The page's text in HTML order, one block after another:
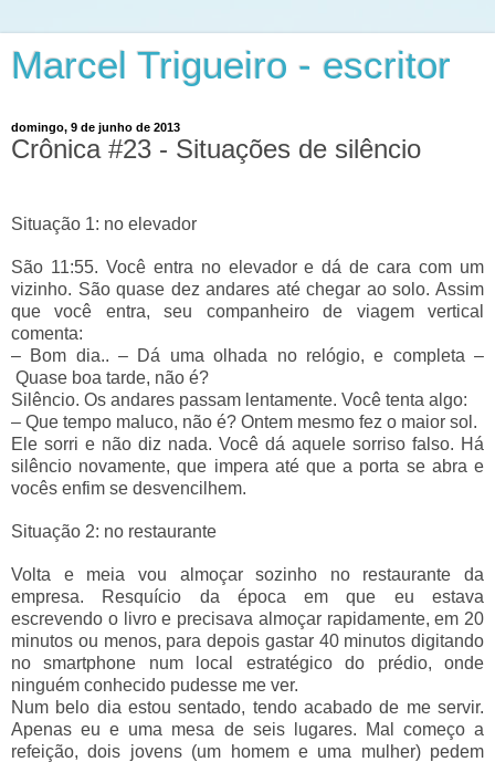
Marcel Trigueiro - escritor
domingo, 9 de junho de 2013
Crônica #23 - Situações de silêncio
Situação 1: no elevador
São 11:55. Você entra no elevador e dá de cara com um
vizinho. São quase dez andares até chegar ao solo. Assim
que você entra, seu companheiro de viagem vertical
comenta:
– Bom dia.. – Dá uma olhada no relógio, e completa –
Quase boa tarde, não é?
Silêncio. Os andares passam lentamente. Você tenta algo:
– Que tempo maluco, não é? Ontem mesmo fez o maior sol.
Ele sorri e não diz nada. Você dá aquele sorriso falso. Há
silêncio novamente, que impera até que a porta se abra e
vocês enfim se desvencilhem.
Situação 2: no restaurante
Volta e meia vou almoçar sozinho no restaurante da
empresa. Resquício da época em que eu estava
escrevendo o livro e precisava almoçar rapidamente, em 20
minutos ou menos, para depois gastar 40 minutos digitando
no smartphone num local estratégico do prédio, onde
ninguém conhecido pudesse me ver.
Num belo dia estou sentado, tendo acabado de me servir.
Apenas eu e uma mesa de seis lugares. Mal começo a
refeição, dois jovens (um homem e uma mulher) pedem